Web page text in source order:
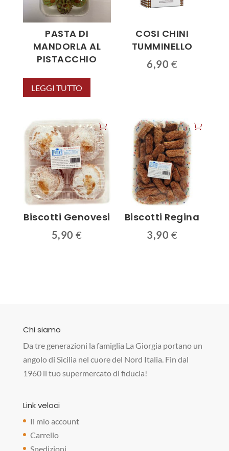
PASTA DI
MANDORLA AL
PISTACCHIO
LEGGI TUTTO
COSI CHINI
TUMMINELLO
6,90 €
Biscotti Genovesi
5,90€
Biscotti Regina
3,90 €
Chi siamo
Da tre generazioni la famiglia La Giorgia portano un
angolo di Sicilia nel cuore del Nord Italia. Fin dal
1960 il tuo supermercato di fiducia!
Link veloci
Il mio account
Carrello
Spedizioni